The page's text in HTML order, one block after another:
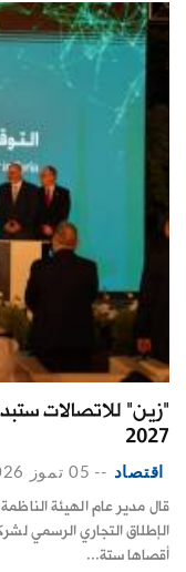
"زين" للاتصالات
2027
اقتصاد -- 05 تموز 2026
قال مدير عام الهيئة
‏الإطلاق التجاري الرسمي
أقصاها ستة...